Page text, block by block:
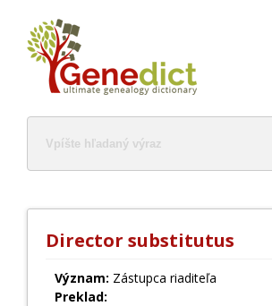
Director substitutus
Význam: Zástupca riaditeľa
Preklad: